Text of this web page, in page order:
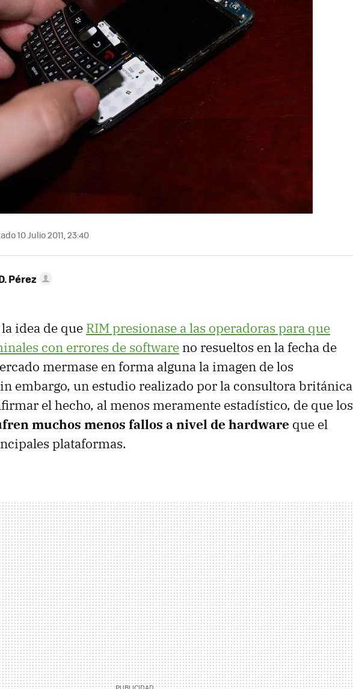
10 Julio 2011, 23:40
Pérez
idea de que RIMpresionase a las operadoras para que
con errores de software no resueltos en la fecha de
mermase en forma alguna la imagen de los
embargo, un estudio realizado por la consultora británica
el hecho, al menos meramente estadístico, de que los
muchos menos fallos a nivel de hardware que el
plataformas.